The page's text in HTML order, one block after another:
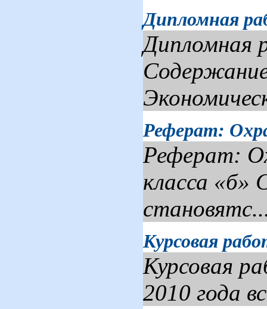
Дипломная
Дипломная
Реферат:
Реферат:
класса «б»
Курсовая
Курсовая
2010 года